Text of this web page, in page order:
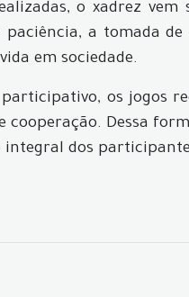
o xadrez
a tomada de
em sociedade.
os jogos
cooperação. Dessa
dos